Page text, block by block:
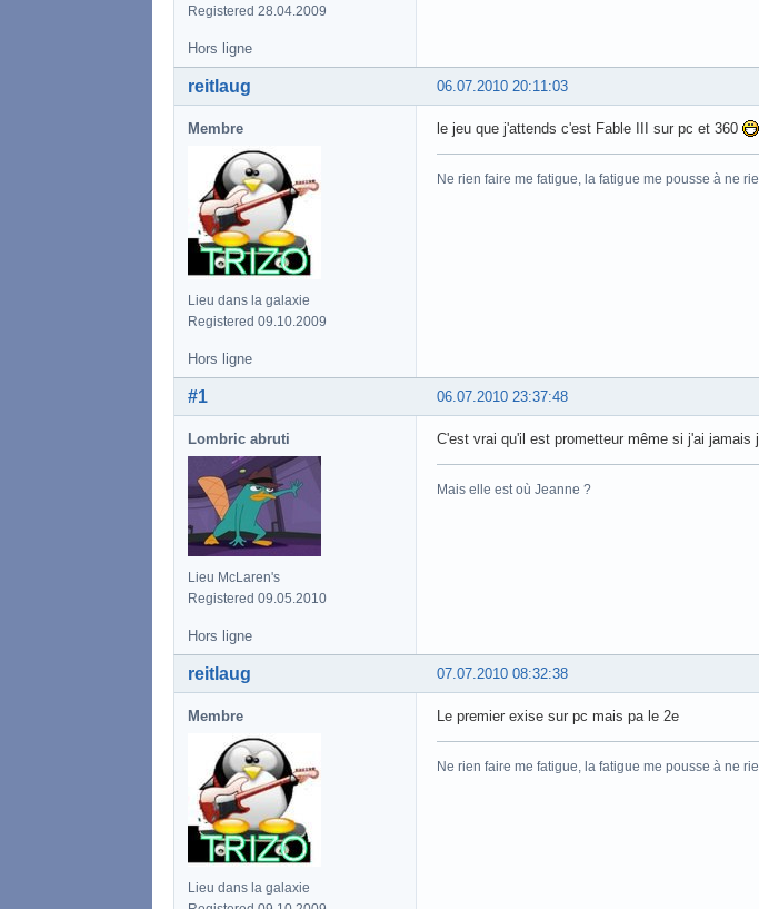
Registered 28.04.2009
Hors ligne
06.07.2010 20:11:03
reitlaug
Membre
Lieu dans la galaxie
Registered 09.10.2009
le jeu que j'attends c'est Fable III sur pc et 360
Ne rien faire me fatigue, la fatigue me pousse à ne
Hors ligne
06.07.2010 23:37:48
#1
Lombric abruti
Lieu McLaren's
Registered 09.05.2010
C'est vrai qu'il est prometteur même si j'ai jamais
Mais elle est où Jeanne ?
Hors ligne
07.07.2010 08:32:38
reitlaug
Membre
Lieu dans la galaxie
Le premier exise sur pc mais pa le 2e
Ne rien faire me fatigue, la fatigue me pousse à ne